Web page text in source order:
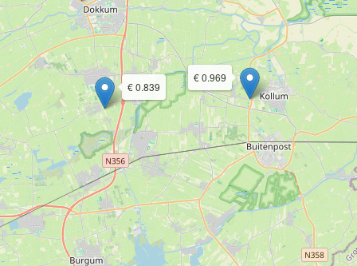
€ 0.839
€ 0.969